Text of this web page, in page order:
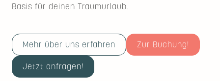
Basis für deinen Traumurlaub.
Mehr über uns erfahren Zur Buchung!
Jetzt anfragen!